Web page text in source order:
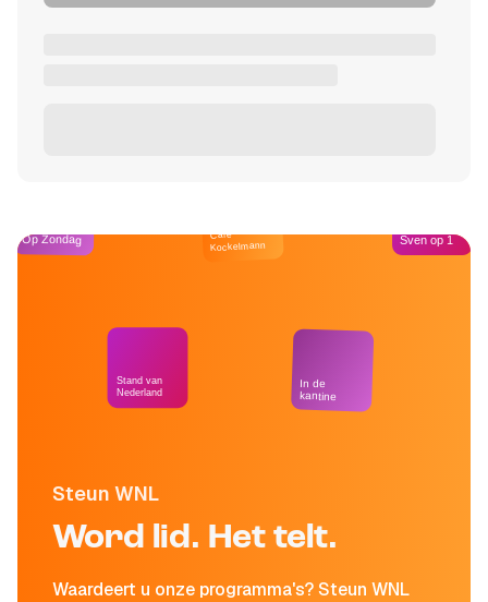
Steun WNL
Word lid. Het telt.
Waardeert u onze programma's? Steun WNL
Op Zondag
Stand van
Nederland
Café
Kockelmann
In de
kantine
Sven op 1